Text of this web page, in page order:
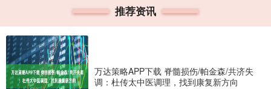
推荐资讯
万达策略APP下载 脊髓损伤/帕金森/共济失
调：杜传太中医调理，找到康复新方向